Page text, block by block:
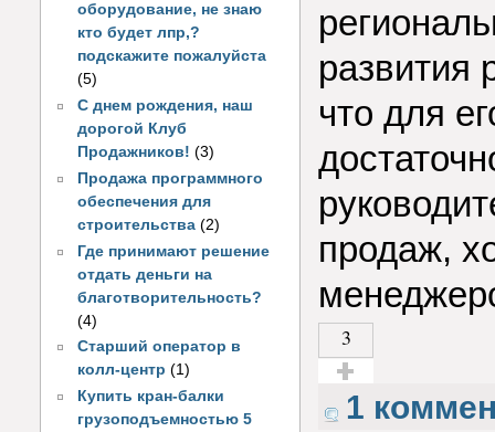
оборудование, не знаю
кто будет лпр,?
подскажите пожалуйста
(5)
С днем рождения, наш
дорогой Клуб
Продажников! (3)
Продажа программного
обеспечения для
строительства (2)
Где принимают решение
отдать деньги на
благотворительность?
(4)
Старший оператор в
колл-центр (1)
Купить кран-балки
грузоподъемностью 5
развития
что для
продаж,
3
Голос за!
1